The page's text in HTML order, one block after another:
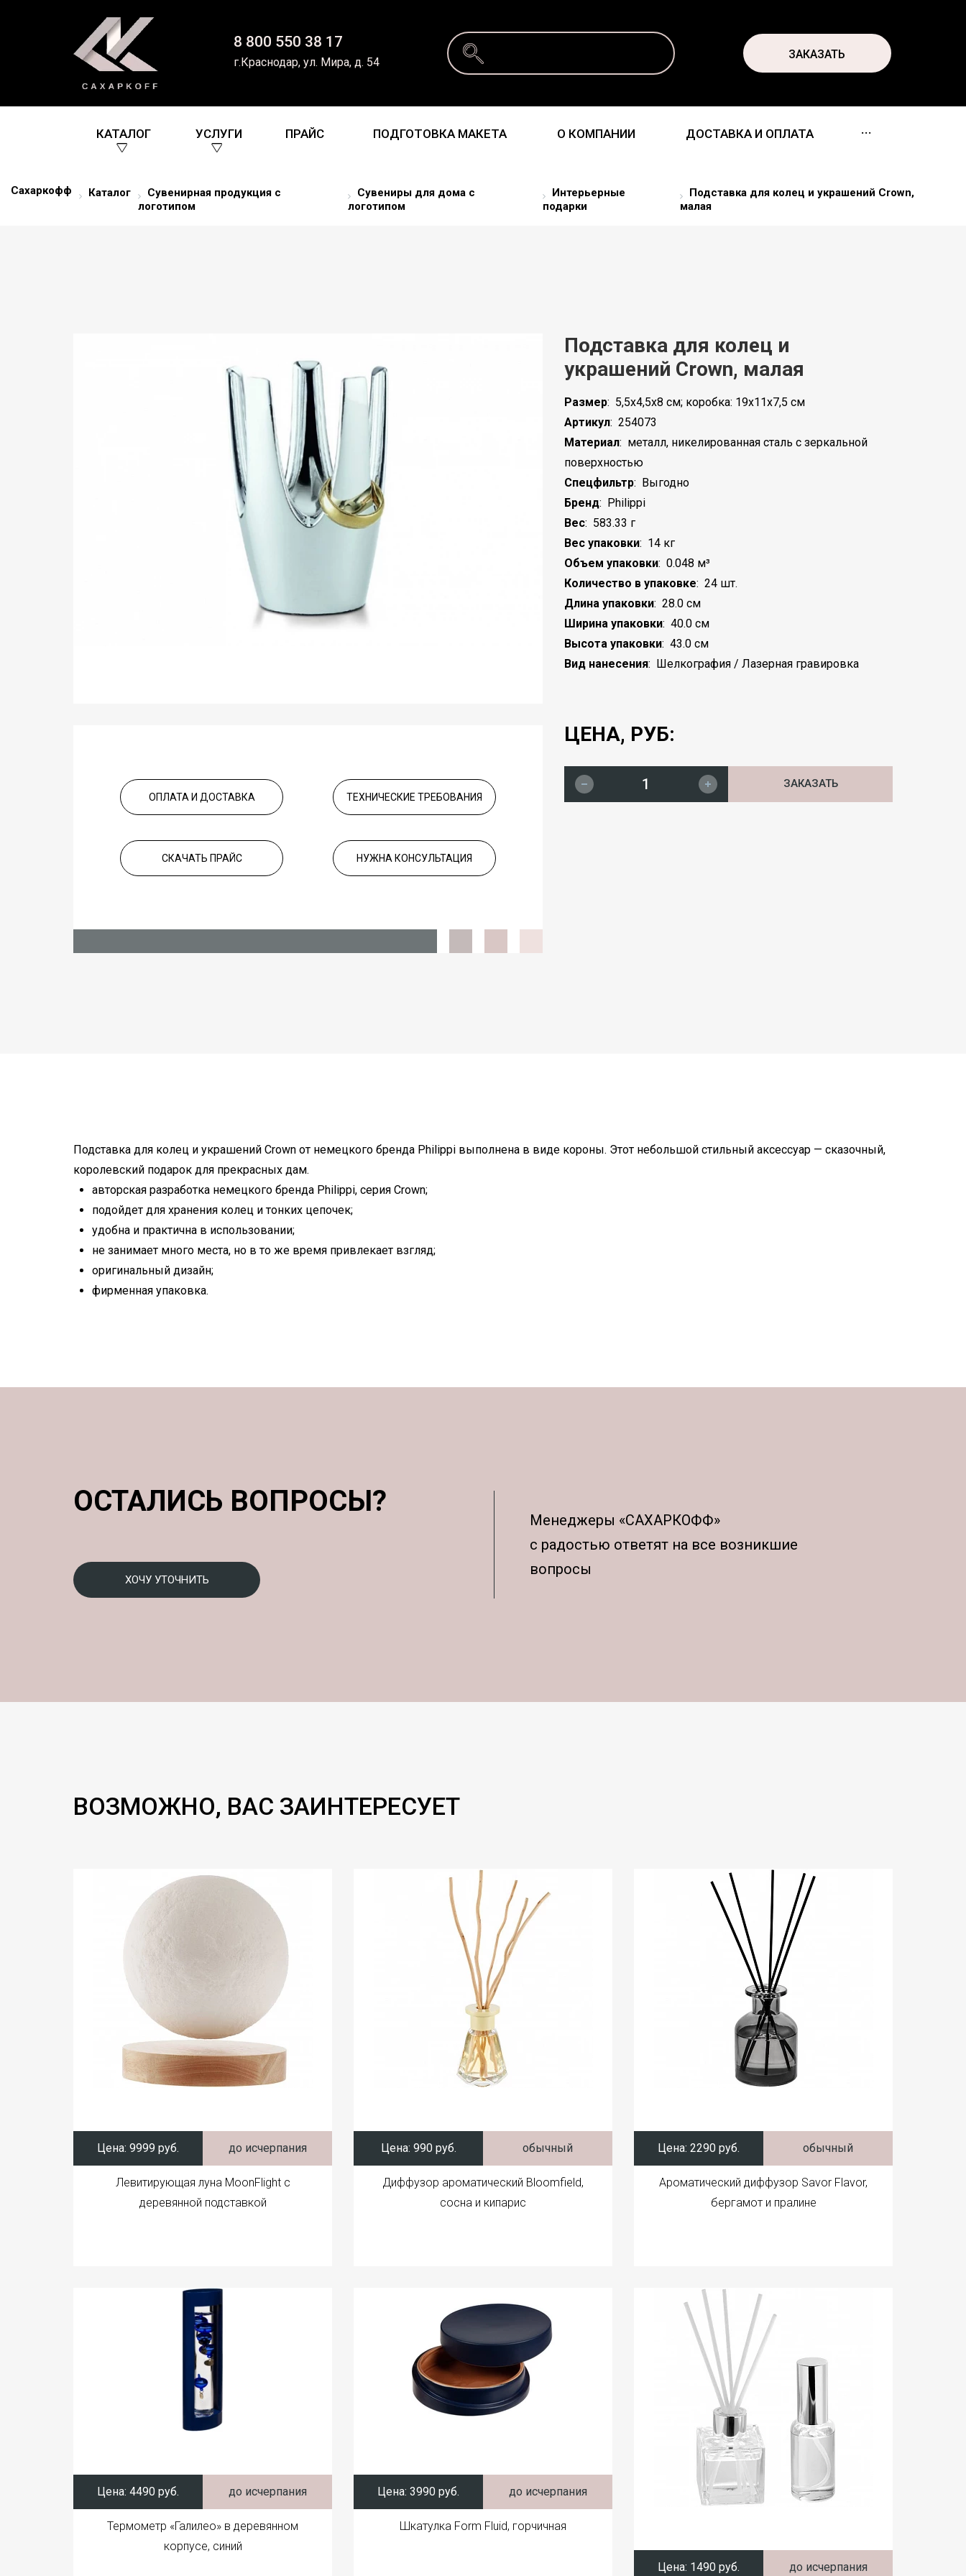
8 800 550 38 17
г.Краснодар, ул. Мира, д. 54
ЗАКАЗАТЬ
КАТАЛОГ УСЛУГИ ПРАЙС ПОДГОТОВКА МАКЕТА О КОМПАНИИ ДОСТАВКА И ОПЛАТА ...
Сахаркофф Каталог
Сувенирная продукция с
логотипом
Сувениры для дома с
логотипом
Интерьерные
подарки
Подставка для колец и украшений Crown,
малая
ОПЛАТА И ДОСТАВКА ТЕХНИЧЕСКИЕ ТРЕБОВАНИЯ
СКАЧАТЬ ПРАЙС НУЖНА КОНСУЛЬТАЦИЯ
Подставка для колец и
украшений Crown, малая
Размер: 5,5x4,5x8 см; коробка: 19x11x7,5 см
Артикул: 254073
Материал: металл, никелированная сталь с зеркальной
поверхностью
Спецфильтр: Выгодно
Бренд: Philippi
Вес: 583.33 г
Вес упаковки: 14 кг
Объем упаковки: 0.048 м³
Количество в упаковке: 24 шт.
Длина упаковки: 28.0 см
Ширина упаковки: 40.0 см
Высота упаковки: 43.0 см
Вид нанесения: Шелкография / Лазерная гравировка
ЦЕНА, РУБ:
ЗАКАЗАТЬ
Подставка для колец и украшений Crown от немецкого бренда Philippi выполнена в виде короны. Этот небольшой стильный аксессуар — сказочный,
королевский подарок для прекрасных дам.
авторская разработка немецкого бренда Philippi, серия Crown;
подойдет для хранения колец и тонких цепочек;
удобна и практична в использовании;
не занимает много места, но в то же время привлекает взгляд;
оригинальный дизайн;
фирменная упаковка.
ОСТАЛИСЬ ВОПРОСЫ?
ХОЧУ УТОЧНИТЬ
Менеджеры «САХАРКОФФ»
с радостью ответят на все возникшие
вопросы
ВОЗМОЖНО, ВАС ЗАИНТЕРЕСУЕТ
Цена: 9999 руб. до исчерпания
Левитирующая луна MoonFlight с
деревянной подставкой
Цена: 990 руб. обычный
Диффузор ароматический Bloomfield,
сосна и кипарис
Цена: 2290 руб. обычный
Ароматический диффузор Savor Flavor,
бергамот и пралине
Цена: 4490 руб. до исчерпания
Термометр «Галилео» в деревянном
корпусе, синий
Цена: 3990 руб. до исчерпания
Шкатулка Form Fluid, горчичная
Цена: 1490 руб. до исчерпания